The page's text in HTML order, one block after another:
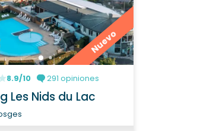
Nuevo
8.9/10 291 opiniones
Les Nids du Lac